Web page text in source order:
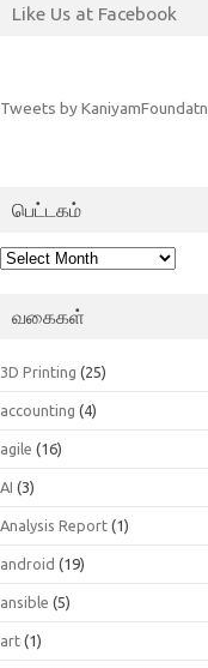
Like Us at Facebook
Tweets by KaniyamFoundatn
பெட்டகம்
பெட்டகம்
வகைகள்
3D Printing (25)
accounting (4)
agile (16)
AI (3)
Analysis Report (1)
android (19)
ansible (5)
art (1)